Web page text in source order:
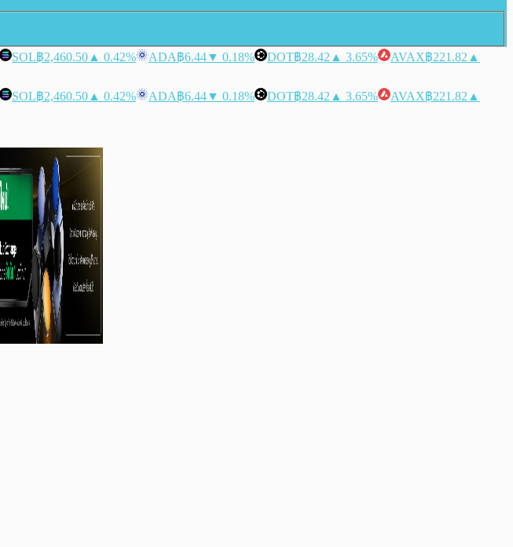
SOL฿2,460.50 ▲ 0.42% ADA฿6.44▼ 0.18% DOT฿28.42 ▲ 3.65% AVAX฿221.82 ▲
SOL฿2,460.50 ▲ 0.42% ADA฿6.44▼ 0.18% DOT฿28.42 ▲ 3.65% AVAX฿221.82 ▲